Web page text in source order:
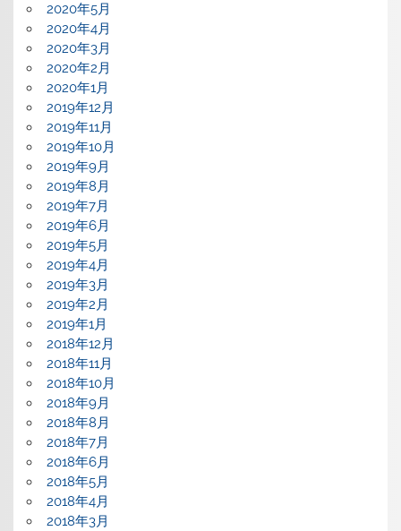
2020年5月
2020年4月
2020年3月
2020年2月
2020年1月
2019年12月
2019年11月
2019年10月
2019年9月
2019年8月
2019年7月
2019年6月
2019年5月
2019年4月
2019年3月
2019年2月
2019年1月
2018年12月
2018年11月
2018年10月
2018年9月
2018年8月
2018年7月
2018年6月
2018年5月
2018年4月
2018年3月